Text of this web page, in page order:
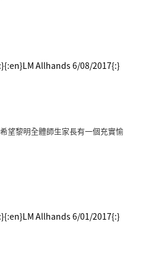
望黎明全體師生家長有一個充實愉